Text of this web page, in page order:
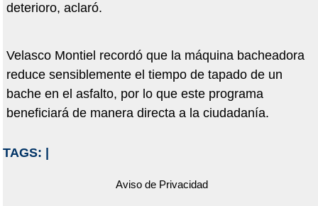
deterioro, aclaró.
Velasco Montiel recordó que la máquina bacheadora
reduce sensiblemente el tiempo de tapado de un
bache en el asfalto, por lo que este programa
beneficiará de manera directa a la ciudadanía.
TAGS:
Aviso de Privacidad